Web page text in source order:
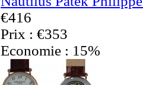
€416
Prix : €353
Economie : 15%